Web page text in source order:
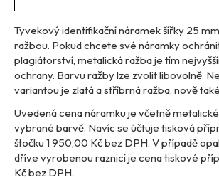
Tyvekový identifikační náramek šířky 25
ražbou. Pokud chcete své náramky
plagiátorství, metalická ražba je tím
ochrany. Barvu ražby lze zvolit libovolně.
variantou je zlatá a stříbrná ražba, nově
Uvedená cena náramku je včetně
vybrané barvě. Navíc se účtuje tisková
štočku 1 950,00 Kč bez DPH. V případě
dříve vyrobenou raznicí je cena tiskové
Kč bez DPH.